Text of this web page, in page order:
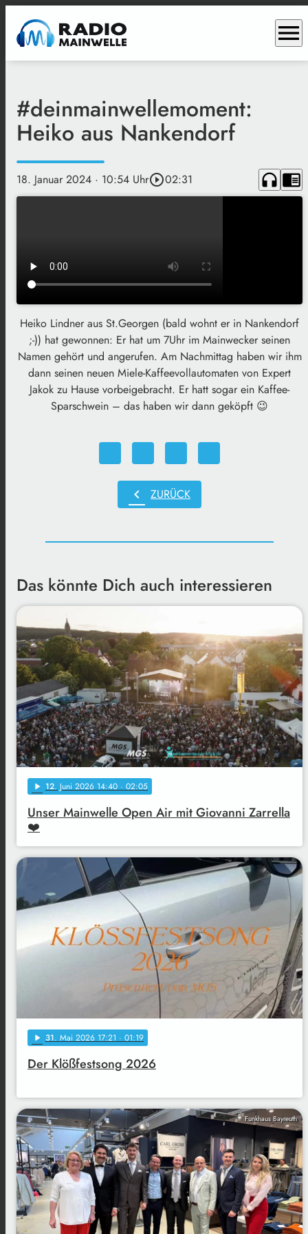
menu
#deinmainwellemoment:
Heiko aus Nankendorf
18. Januar 2024 · 10:54 Uhrplay_circle_outline02:31 headphones chrome_reader_mode
Heiko Lindner aus St.Georgen (bald wohnt er in Nankendorf
;-)) hat gewonnen: Er hat um 7Uhr im Mainwecker seinen
Namen gehört und angerufen. Am Nachmittag haben wir ihm
dann seinen neuen Miele-Kaffeevollautomaten von Expert
Jakok zu Hause vorbeigebracht. Er hatt sogar ein Kaffee-
Sparschwein – das haben wir dann geköpft 😉
chevron_left ZURÜCK
Das könnte Dich auch interessieren
play_arrow 12. Juni 2026 14:40 · 02:05
Unser Mainwelle Open Air mit Giovanni Zarrella
❤️
play_arrow 31. Mai 2026 17:21 · 01:19
Der Klößfestsong 2026
Funkhaus Bayreuth